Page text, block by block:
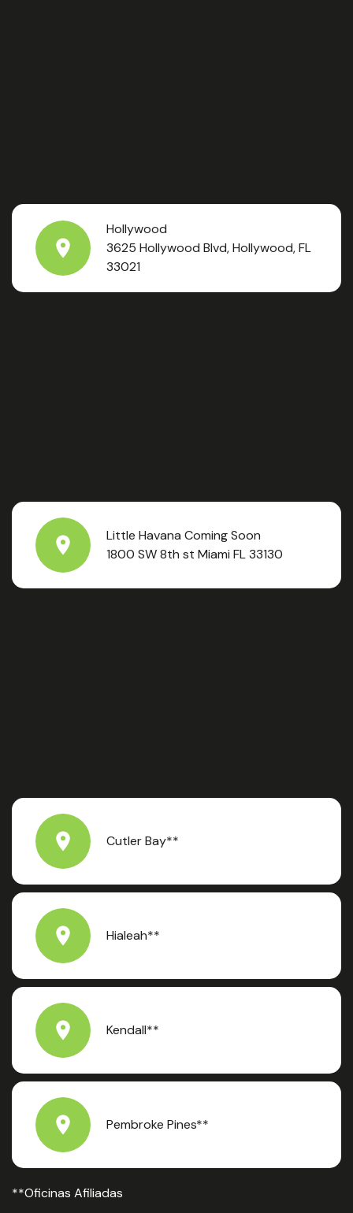
Hollywood
3625 Hollywood Blvd, Hollywood, FL
33021
Little Havana Coming Soon
1800 SW 8th st Miami FL 33130
Cutler Bay**
Hialeah**
Kendall**
Pembroke Pines**
**Oficinas Afiliadas